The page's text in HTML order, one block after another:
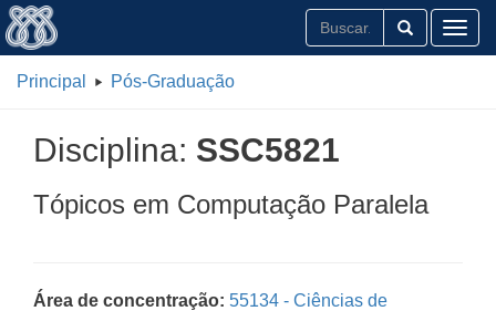
Principal Pós-Graduação
Disciplina: SSC5821
Tópicos em Computação Paralela
Área de concentração: 55134 - Ciências de